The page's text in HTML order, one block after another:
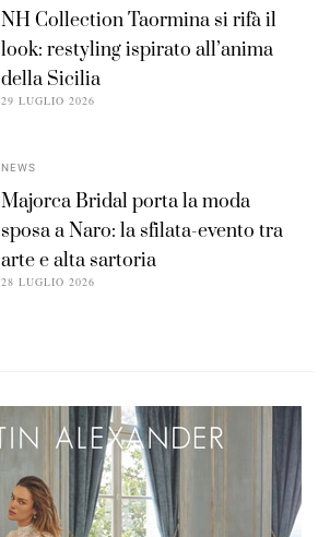
NH Collection Taormina si rifà il
look: restyling ispirato all’anima
della Sicilia
29 LUGLIO 2026
NEWS
Majorca Bridal porta la moda
sposa a Naro: la sfilata-evento tra
arte e alta sartoria
28 LUGLIO 2026